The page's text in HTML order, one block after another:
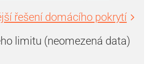
řešení domácího pokrytí
limitu (neomezená data)